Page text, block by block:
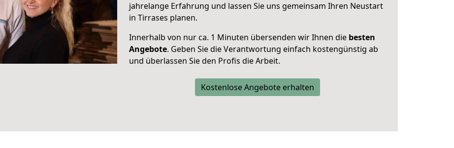
jahrelange Erfahrung und lassen Sie uns gemeinsam Ihren Neustart
in Tirrases planen.
Innerhalb von nur ca. 1 Minuten übersenden wir Ihnen die besten
Angebote. Geben Sie die Verantwortung einfach kostengünstig ab
und überlassen Sie den Profis die Arbeit.
Kostenlose Angebote erhalten